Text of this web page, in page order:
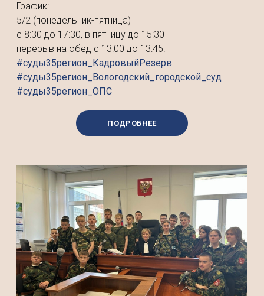
График:
5/2 (понедельник-пятница)
с 8:30 до 17:30, в пятницу до 15:30
перерыв на обед с 13:00 до 13:45.
#суды35регион_КадровыйРезерв
#суды35регион_Вологодский_городской_суд
#суды35регион_ОПС
ПОДРОБНЕЕ